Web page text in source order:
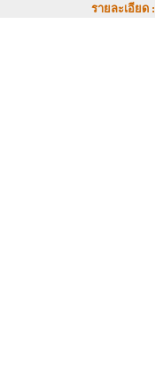
รายละเอียด :